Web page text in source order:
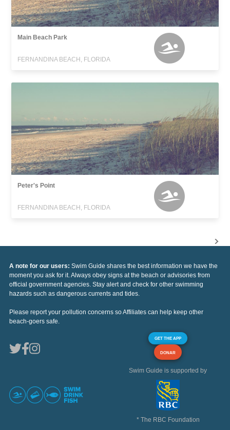
Main Beach Park
FERNANDINA BEACH, FLORIDA
Peter's Point
FERNANDINA BEACH, FLORIDA
A note for our users: Swim Guide shares the best information we have the
moment you ask for it. Always obey signs at the beach or advisories from
official government agencies. Stay alert and check for other swimming
hazards such as dangerous currents and tides.
Please report your pollution concerns so Affiliates can help keep other
beach-goers safe.
GET THE APP
DONAR
Swim Guide is supported by
* The RBC Foundation